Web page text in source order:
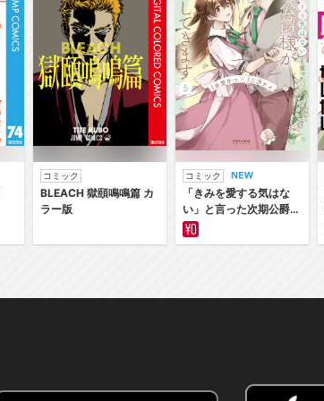
コミック
BLEACH 獄頤鳴鳴篇 カ
ラー版
コミック
「きみを愛する気はな
い」と言った次期公爵様
がなぜか溺愛してきます